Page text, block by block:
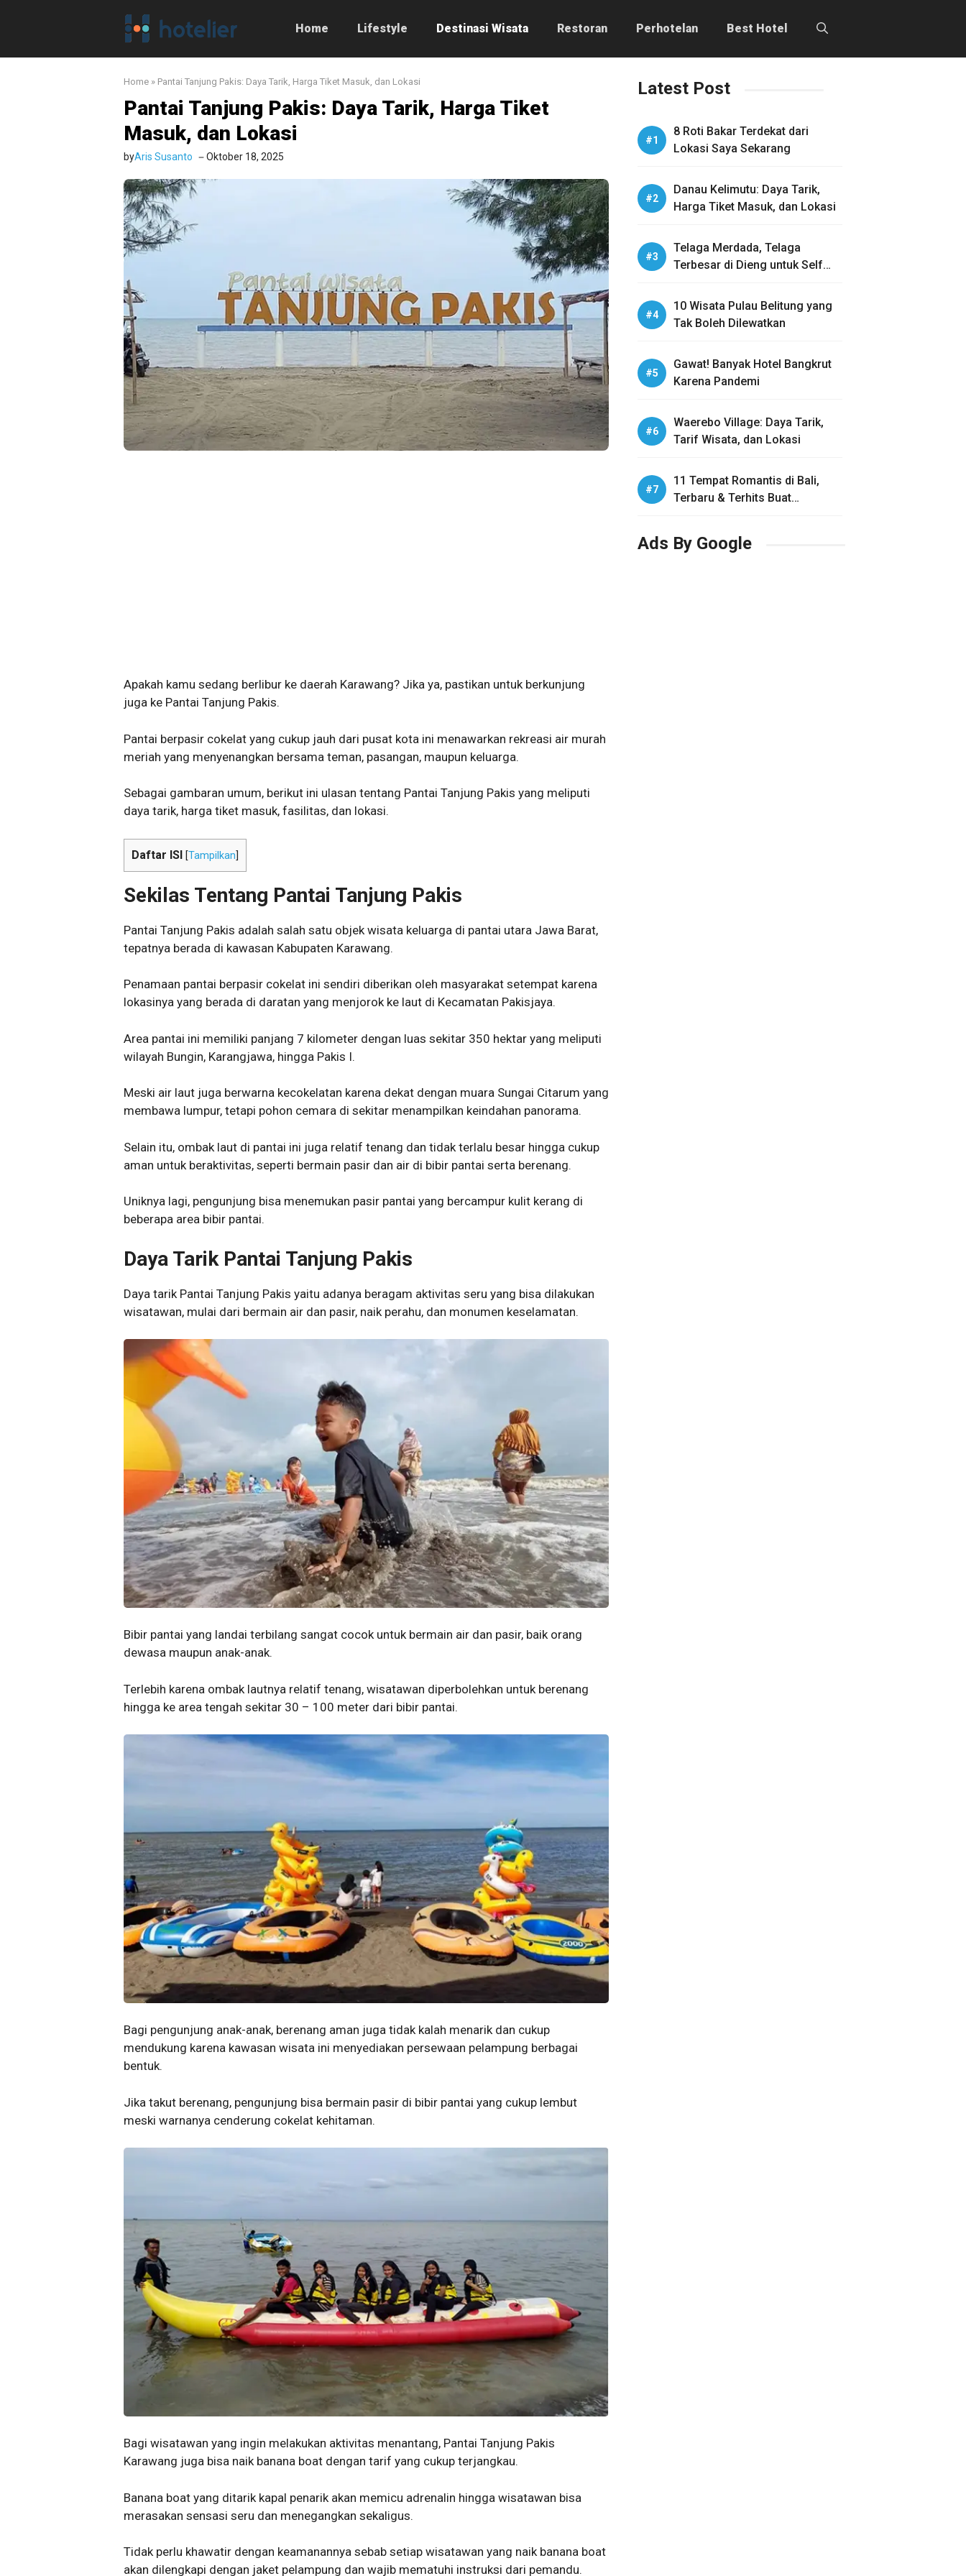
Home Lifestyle Destinasi Wisata Restoran Perhotelan Best Hotel
Home » Pantai Tanjung Pakis: Daya Tarik, Harga Tiket Masuk, dan Lokasi
Pantai Tanjung Pakis: Daya Tarik, Harga Tiket
Masuk, dan Lokasi
byAris Susanto Oktober 18, 2025
Apakah kamu sedang berlibur ke daerah Karawang? Jika ya, pastikan untuk berkunjung
juga ke Pantai Tanjung Pakis.
Pantai berpasir cokelat yang cukup jauh dari pusat kota ini menawarkan rekreasi air murah
meriah yang menyenangkan bersama teman, pasangan, maupun keluarga.
Sebagai gambaran umum, berikut ini ulasan tentang Pantai Tanjung Pakis yang meliputi
daya tarik, harga tiket masuk, fasilitas, dan lokasi.
Daftar ISI [Tampilkan
Sekilas Tentang Pantai Tanjung Pakis
Pantai Tanjung Pakis adalah salah satu objek wisata keluarga di pantai utara Jawa Barat,
tepatnya berada di kawasan Kabupaten Karawang.
Penamaan pantai berpasir cokelat ini sendiri diberikan oleh masyarakat setempat karena
lokasinya yang berada di daratan yang menjorok ke laut di Kecamatan Pakisjaya.
Area pantai ini memiliki panjang 7 kilometer dengan luas sekitar 350 hektar yang meliputi
wilayah Bungin, Karangjawa, hingga Pakis I.
Meski air laut juga berwarna kecokelatan karena dekat dengan muara Sungai Citarum yang
membawa lumpur, tetapi pohon cemara di sekitar menampilkan keindahan panorama.
Selain itu, ombak laut di pantai ini juga relatif tenang dan tidak terlalu besar hingga cukup
aman untuk beraktivitas, seperti bermain pasir dan air di bibir pantai serta berenang.
Uniknya lagi, pengunjung bisa menemukan pasir pantai yang bercampur kulit kerang di
beberapa area bibir pantai.
Daya Tarik Pantai Tanjung Pakis
Daya tarik Pantai Tanjung Pakis yaitu adanya beragam aktivitas seru yang bisa dilakukan
wisatawan, mulai dari bermain air dan pasir, naik perahu, dan monumen keselamatan.
Bibir pantai yang landai terbilang sangat cocok untuk bermain air dan pasir, baik orang
dewasa maupun anak-anak.
Terlebih karena ombak lautnya relatif tenang, wisatawan diperbolehkan untuk berenang
hingga ke area tengah sekitar 30 – 100 meter dari bibir pantai.
Bagi pengunjung anak-anak, berenang aman juga tidak kalah menarik dan cukup
mendukung karena kawasan wisata ini menyediakan persewaan pelampung berbagai
bentuk.
Jika takut berenang, pengunjung bisa bermain pasir di bibir pantai yang cukup lembut
meski warnanya cenderung cokelat kehitaman.
Bagi wisatawan yang ingin melakukan aktivitas menantang, Pantai Tanjung Pakis
Karawang juga bisa naik banana boat dengan tarif yang cukup terjangkau.
Banana boat yang ditarik kapal penarik akan memicu adrenalin hingga wisatawan bisa
merasakan sensasi seru dan menegangkan sekaligus.
Tidak perlu khawatir dengan keamanannya sebab setiap wisatawan yang naik banana boat
akan dilengkapi dengan jaket pelampung dan wajib mematuhi instruksi dari pemandu.
Latest Post
8 Roti Bakar Terdekat dari
Lokasi Saya Sekarang
Danau Kelimutu: Daya Tarik,
Harga Tiket Masuk, dan Lokasi
Telaga Merdada, Telaga
Terbesar di Dieng untuk Self
10 Wisata Pulau Belitung yang
Tak Boleh Dilewatkan
Gawat! Banyak Hotel Bangkrut
Karena Pandemi
Waerebo Village: Daya Tarik,
Tarif Wisata, dan Lokasi
11 Tempat Romantis di Bali,
Terbaru & Terhits Buat
Ads By Google